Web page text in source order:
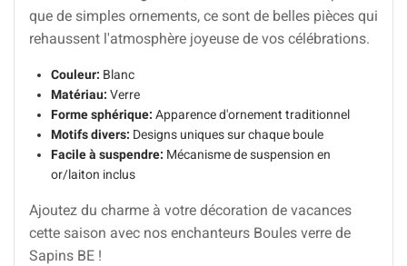
que de simples ornements, ce sont de belles pièces qui
rehaussent l'atmosphère joyeuse de vos célébrations.
Couleur: Blanc
Matériau: Verre
Forme sphérique: Apparence d'ornement traditionnel
Motifs divers: Designs uniques sur chaque boule
Facile à suspendre: Mécanisme de suspension en
or/laiton inclus
Ajoutez du charme à votre décoration de vacances
cette saison avec nos enchanteurs Boules verre de
Sapins BE !